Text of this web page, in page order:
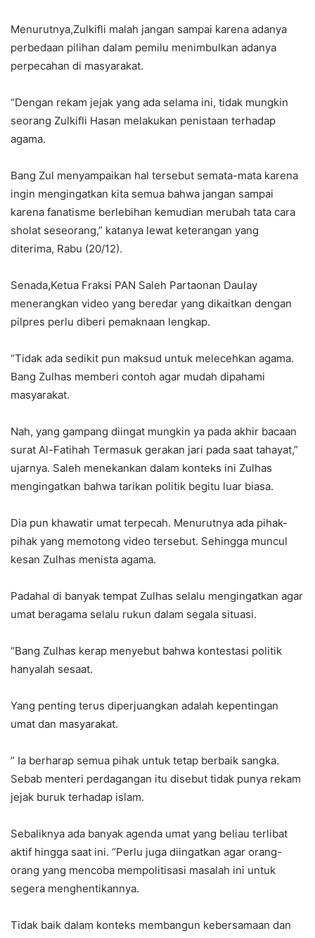
Menurutnya,Zulkifli malah jangan sampai karena adanya
perbedaan pilihan dalam pemilu menimbulkan adanya
perpecahan di masyarakat.
“Dengan rekam jejak yang ada selama ini, tidak mungkin
seorang Zulkifli Hasan melakukan penistaan terhadap
agama.
Bang Zul menyampaikan hal tersebut semata-mata karena
ingin mengingatkan kita semua bahwa jangan sampai
karena fanatisme berlebihan kemudian merubah tata cara
sholat seseorang,” katanya lewat keterangan yang
diterima, Rabu (20/12).
Senada,Ketua Fraksi PAN Saleh Partaonan Daulay
menerangkan video yang beredar yang dikaitkan dengan
pilpres perlu diberi pemaknaan lengkap.
“Tidak ada sedikit pun maksud untuk melecehkan agama.
Bang Zulhas memberi contoh agar mudah dipahami
masyarakat.
Nah, yang gampang diingat mungkin ya pada akhir bacaan
surat Al-Fatihah Termasuk gerakan jari pada saat tahayat,”
ujarnya. Saleh menekankan dalam konteks ini Zulhas
mengingatkan bahwa tarikan politik begitu luar biasa.
Dia pun khawatir umat terpecah. Menurutnya ada pihak-
pihak yang memotong video tersebut. Sehingga muncul
kesan Zulhas menista agama.
Padahal di banyak tempat Zulhas selalu mengingatkan agar
umat beragama selalu rukun dalam segala situasi.
“Bang Zulhas kerap menyebut bahwa kontestasi politik
hanyalah sesaat.
Yang penting terus diperjuangkan adalah kepentingan
umat dan masyarakat.
” Ia berharap semua pihak untuk tetap berbaik sangka.
Sebab menteri perdagangan itu disebut tidak punya rekam
jejak buruk terhadap islam.
Sebaliknya ada banyak agenda umat yang beliau terlibat
aktif hingga saat ini. “Perlu juga diingatkan agar orang-
orang yang mencoba mempolitisasi masalah ini untuk
segera menghentikannya.
Tidak baik dalam konteks membangun kebersamaan dan